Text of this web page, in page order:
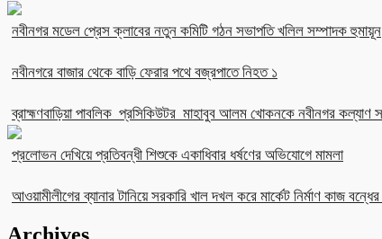
নবীনগর মডেল প্রেস ক্লাবের নতুন কমিটি গঠন সভাপতি খলিল সম্পাদক হুমায়ূন
নবীনগরে বাজার থেকে বাড়ি ফেরার পথে বজ্রপাতে নিহত ১
ব্রাহ্মণবাড়িয়া পাবলিক প্রসিকিউটর মাহাবুব আলম খোকনকে নবীনগর কল্যাণ
প্রলোভন দেখিয়ে প্রতিবন্ধী শিশুকে একাধিবার ধর্ষণের অভিযোগে মামলা
আওয়ামীলীগের ব্যানার টানিয়ে সরকারি খাল দখল করে মার্কেট নির্মাণ কাজ বন্ধের